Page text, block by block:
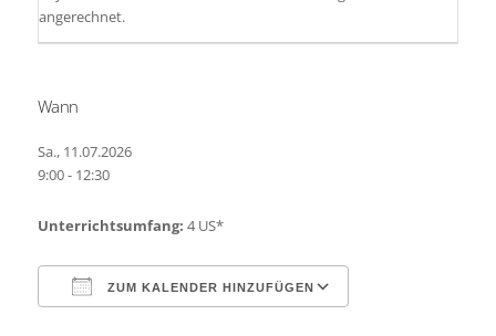
angerechnet.
Wann
Sa., 11.07.2026
9:00 - 12:30
Unterrichtsumfang: 4 US*
ZUM KALENDER HINZUFÜGEN